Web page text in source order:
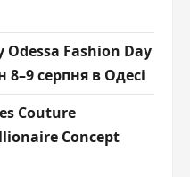
Odessa Fashion Day
серпня в Одесі
Couture
Concept